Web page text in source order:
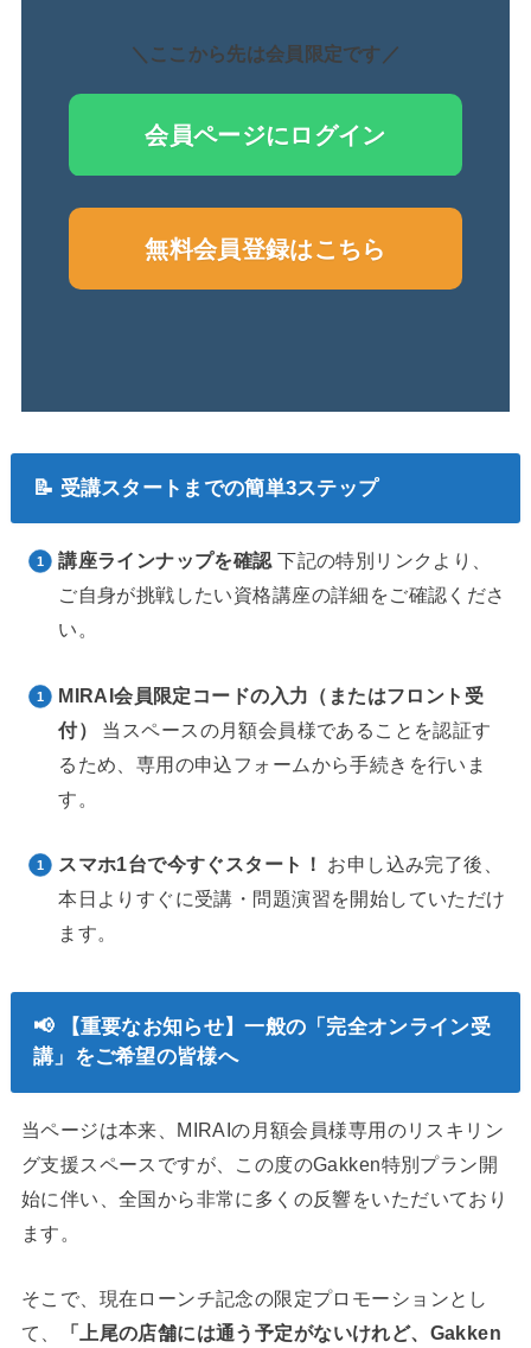
＼ここから先は会員限定です／
会員ページにログイン
無料会員登録はこちら
📝 受講スタートまでの簡単3ステップ
講座ラインナップを確認 下記の特別リンクより、
ご自身が挑戦したい資格講座の詳細をご確認くださ
い。
MIRAI会員限定コードの入力（またはフロント受
付）
当スペースの月額会員様であることを認証す
るため、専用の申込フォームから手続きを行いま
す。
スマホ1台で今すぐスタート！
お申し込み完了後、
本日よりすぐに受講・問題演習を開始していただけ
ます。
📢 【重要なお知らせ】一般の「完全オンライン受
講」をご希望の皆様へ
当ページは本来、MIRAIの月額会員様専用のリスキリン
グ支援スペースですが、この度のGakken特別プラン開
始に伴い、全国から非常に多くの反響をいただいており
ます。
そこで、現在ローンチ記念の限定プロモーションとし
て、
「上尾の店舗には通う予定がないけれど、Gakken